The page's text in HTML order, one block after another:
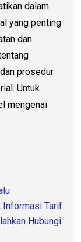
dalam
yang penting
dan
prosedur
Untuk
mengenai
Informasi Tarif
Hubungi